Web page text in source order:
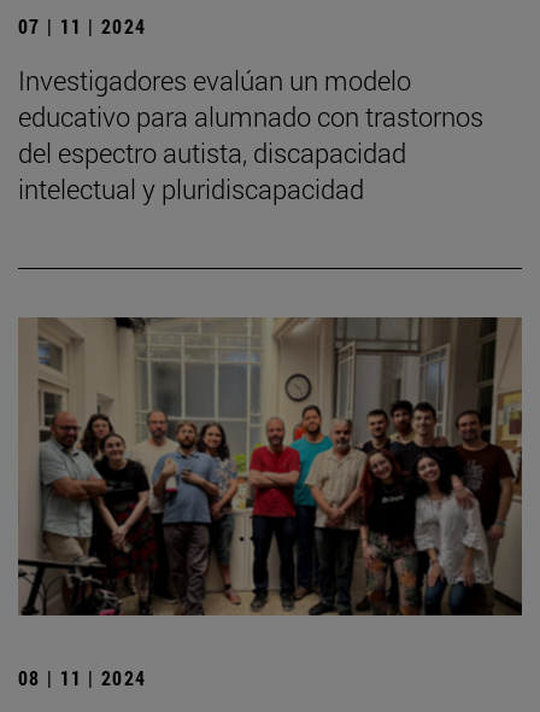
07 | 11 | 2024
Investigadores evalúan un modelo
educativo para alumnado con trastornos
del espectro autista, discapacidad
intelectual y pluridiscapacidad
08 | 11 | 2024